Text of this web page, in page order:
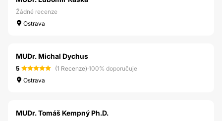
Žádné recenze
Ostrava
MUDr. Michal Dychus
5 (1 Recenze)·100% doporučuje
Ostrava
MUDr. Tomáš Kempný Ph.D.